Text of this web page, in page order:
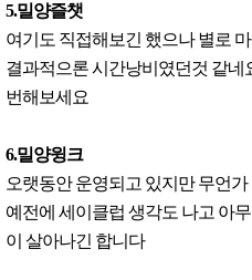
5.밀양즐챗
여기도 직접해보긴 했으나 별로
결과적으론 시간낭비였던것 같
번해보세요
6.밀양윙크
오랫동안 운영되고 있지만 무언
예전에 세이클럽 생각도 나고 아
이 살아나긴 합니다